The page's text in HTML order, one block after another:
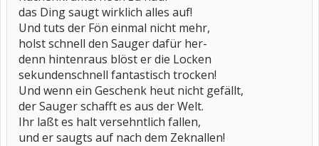
das Ding saugt wirklich alles auf!
Und tuts der Fön einmal nicht mehr,
holst schnell den Sauger dafür her-
denn hintenraus blöst er die Locken
sekundenschnell fantastisch trocken!
Und wenn ein Geschenk heut nicht gefällt,
der Sauger schafft es aus der Welt.
Ihr laßt es halt versehntlich fallen,
und er saugts auf nach dem Zeknallen!